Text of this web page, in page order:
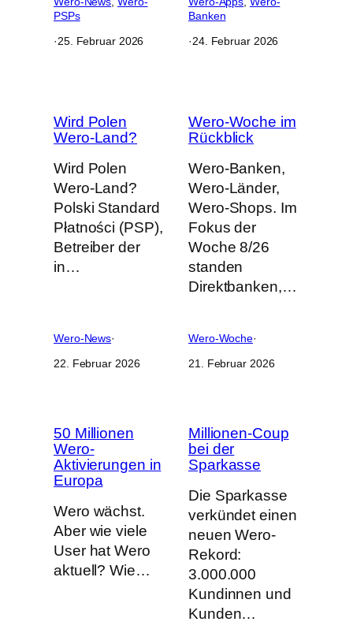
PSPs
·25. Februar 2026
Banken
·24. Februar 2026
Wird Polen
Wero-Land?
Wird Polen
Wero-Land?
Polski Standard
Płatności (PSP),
Betreiber der
in…
Wero-News·
22. Februar 2026
Wero-Woche im
Rückblick
Wero-Banken,
Wero-Länder,
Wero-Shops. Im
Fokus der
Woche 8/26
standen
Direktbanken,…
Wero-Woche·
21. Februar 2026
50 Millionen
Wero-
Aktivierungen in
Europa
Wero wächst.
Aber wie viele
User hat Wero
aktuell? Wie…
Millionen-Coup
bei der
Sparkasse
Die Sparkasse
verkündet einen
neuen Wero-
Rekord:
3.000.000
Kundinnen und
Kunden…